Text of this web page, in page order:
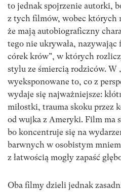
to jednak spojrzenie autorki,
z tych filmów, wobec których
że mają autobiograficzny
tego nie ukrywała,
córek krów”, w których
stylu ze śmiercią rodziców. W
wyeksponowane to, co z
wydaje się najważniejsze:
miłostki, trauma skoku przez
od wujka z Ameryki. Film ma
bo koncentruje się na
barwnych w osobistym
z łatwością mogły zapaść
Oba filmy dzieli jednak